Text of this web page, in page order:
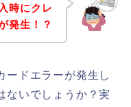
時にクレ
発生！？
ードエラーが発生し
ないでしょうか？実